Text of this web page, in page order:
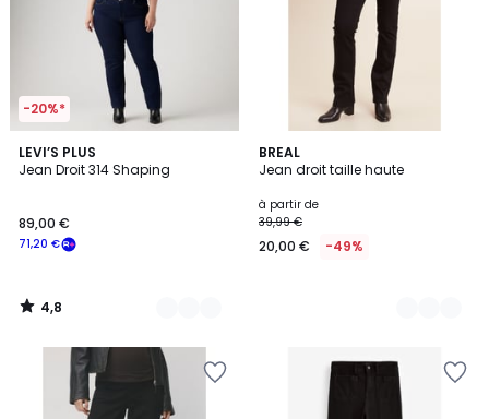
-20%*
LEVI’S PLUS
Jean Droit 314 Shaping
71,20 €
89,00 €
4,8
/ 5
3
Couleurs
4,8
/
BREAL
Jean droit taille haute
à partir de
39,99 €
20,00 € -49%
4
Couleurs